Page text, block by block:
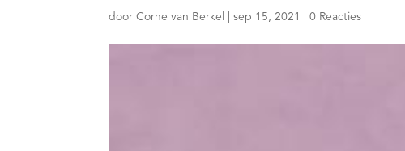
doorCorne van Berkel |sep 15, 2021 |0 Reacties